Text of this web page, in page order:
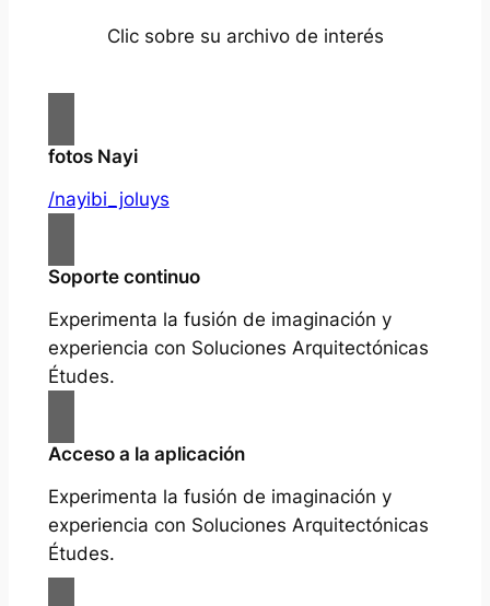
Clic sobre su archivo de interés
fotos Nayi
/nayibi_joluys
Soporte continuo
Experimenta la fusión de imaginación y
experiencia con Soluciones Arquitectónicas
Études.
Acceso a la aplicación
Experimenta la fusión de imaginación y
experiencia con Soluciones Arquitectónicas
Études.